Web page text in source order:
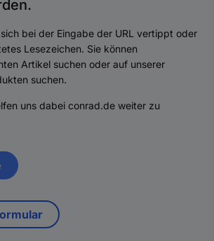
n.
bei der Eingabe der URL vertippt oder
Lesezeichen. Sie können
Artikel suchen oder auf unserer
suchen.
uns dabei conrad.de weiter zu